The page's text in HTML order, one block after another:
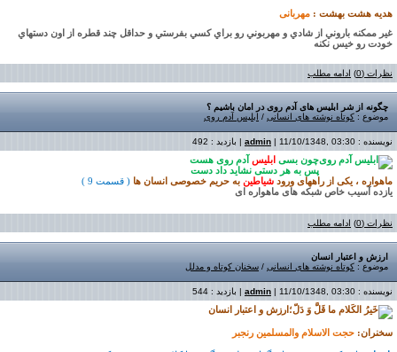
هدیه هشت بهشت : مهربانی
غير ممکنه باروني از شادي و مهربوني رو براي کسي بفرستي و حداقل چند قطره از اون دستهاي
خودت رو خيس نکنه
نظرات (0) ادامه مطلب
چگونه از شر ابلیس های آدم روی در امان باشیم ؟
موضوع : کوتاه نوشته های انسانی / ابلیس آدم روی
نویسنده : admin | 11/10/1348, 03:30 | بازدید : 492
چون بسی ابلیس آدم روی هست
پس به هر دستی نشاید داد دست
ماهواره ، یکی از راههای ورود شیاطین به حریم خصوصی انسان ها ( قسمت 9
)
یازده آسیب خاص شبکه های ماهواره ای
نظرات (0) ادامه مطلب
ارزش و اعتبار انسان
موضوع : کوتاه نوشته های انسانی / سخنان کوتاه و مدلل
نویسنده : admin | 11/10/1348, 03:30 | بازدید : 544
ارزش و اعتبار انسان
سخنران: حجت الاسلام والمسلمین رنجبر